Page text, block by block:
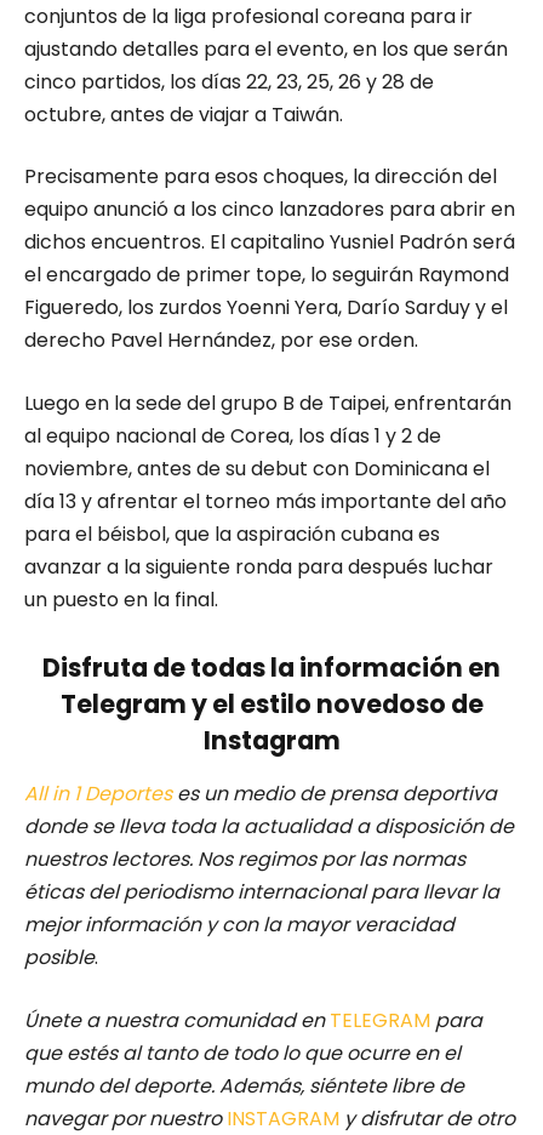
conjuntos de la liga profesional coreana para ir
ajustando detalles para el evento, en los que serán
cinco partidos, los días 22, 23, 25, 26 y 28 de
octubre, antes de viajar a Taiwán.
Precisamente para esos choques, la dirección del
equipo anunció a los cinco lanzadores para abrir en
dichos encuentros. El capitalino Yusniel Padrón será
el encargado de primer tope, lo seguirán Raymond
Figueredo, los zurdos Yoenni Yera, Darío Sarduy y el
derecho Pavel Hernández, por ese orden.
Luego en la sede del grupo B de Taipei, enfrentarán
al equipo nacional de Corea, los días 1 y 2 de
noviembre, antes de su debut con Dominicana el
día 13 y afrentar el torneo más importante del año
para el béisbol, que la aspiración cubana es
avanzar a la siguiente ronda para después luchar
un puesto en la final.
Disfruta de todas la información en
Telegram y el estilo novedoso de
Instagram
All in 1 Deporteses un medio de prensa deportiva
donde se lleva toda la actualidad a disposición de
nuestros lectores. Nos regimos por las normas
éticas del periodismo internacional para llevar la
mejor información y con la mayor veracidad
posible.
Únete a nuestra comunidad enTELEGRAM para
que estés al tanto de todo lo que ocurre en el
mundo del deporte. Además, siéntete libre de
navegar por nuestro INSTAGRAM y disfrutar de otro